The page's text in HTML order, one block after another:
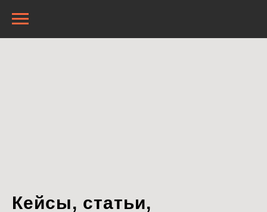
Кейсы, статьи,